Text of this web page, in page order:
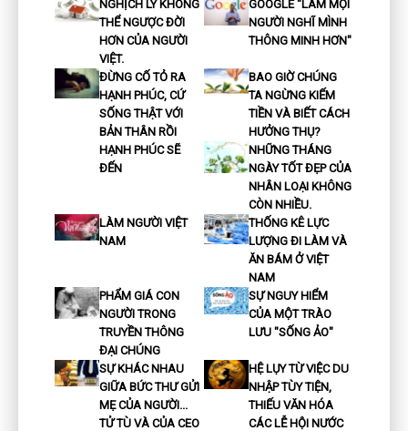
NGHỊCH LÝ KHÔNG
THỂ NGƯỢC ĐỜI
HƠN CỦA NGƯỜI
VIỆT.
GOOGLE "LÀM MỌI
NGƯỜI NGHĨ MÌNH
THÔNG MINH HƠN"
ĐỪNG CỐ TỎ RA
HẠNH PHÚC, CỨ
SỐNG THẬT VỚI
BẢN THÂN RỒI
HẠNH PHÚC SẼ
ĐẾN
BAO GIỜ CHÚNG
TA NGỪNG KIẾM
TIỀN VÀ BIẾT CÁCH
HƯỞNG THỤ?
NHỮNG THÁNG
NGÀY TỐT ĐẸP CỦA
NHÂN LOẠI KHÔNG
CÒN NHIỀU.
LÀM NGƯỜI VIỆT
NAM
THỐNG KÊ LỰC
LƯỢNG ĐI LÀM VÀ
ĂN BÁM Ở VIỆT
NAM
PHẨM GIÁ CON
NGƯỜI TRONG
TRUYỀN THÔNG
ĐẠI CHÚNG
SỰ NGUY HIỂM
CỦA MỘT TRÀO
LƯU "SỐNG ẢO"
SỰ KHÁC NHAU
GIỮA BỨC THƯ GỬI
MẸ CỦA NGƯỜI...
TỬ TÙ VÀ CỦA CEO
HỆ LỤY TỪ VIỆC DU
NHẬP TÙY TIỆN,
THIẾU VĂN HÓA
CÁC LỄ HỘI NƯỚC